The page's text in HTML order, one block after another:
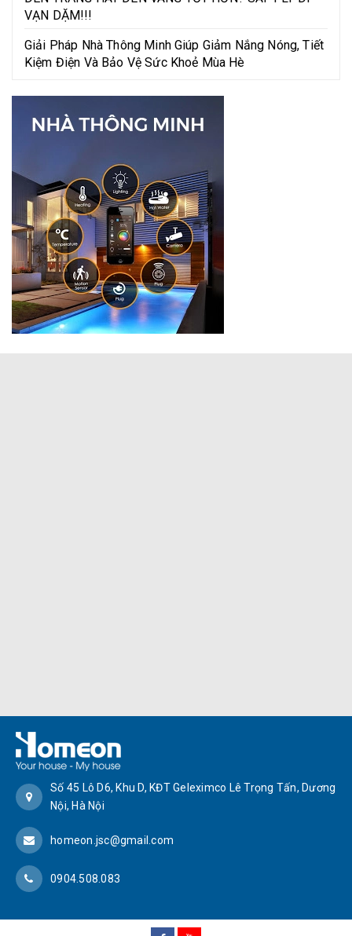
VẠN DẶM!!!
Giải Pháp Nhà Thông Minh Giúp Giảm Nắng Nóng, Tiết
Kiệm Điện Và Bảo Vệ Sức Khoẻ Mùa Hè
Số 45 Lô D6, Khu D, KĐT Geleximco Lê Trọng Tấn, Dương
Nội, Hà Nội
homeon.jsc@gmail.com
0904.508.083